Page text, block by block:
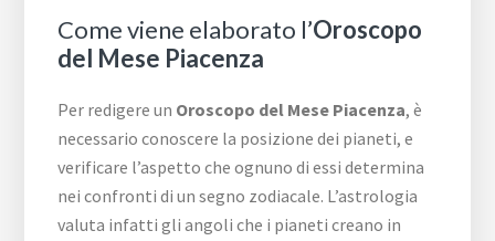
Come viene elaborato l’Oroscopo
del Mese Piacenza
Per redigere un Oroscopo del Mese Piacenza, è
necessario conoscere la posizione dei pianeti, e
verificare l’aspetto che ognuno di essi determina
nei confronti di un segno zodiacale. L’astrologia
valuta infatti gli angoli che i pianeti creano in